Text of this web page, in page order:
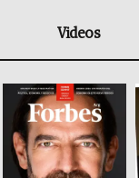
Videos